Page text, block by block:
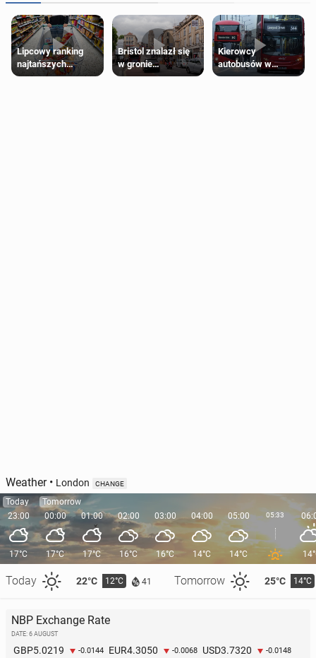
Lipcowy ranking
najtańszych
supermarketów
Bristol znalazł się
w gronie
najlepszych
Kierowcy
autobusów w
Londynie
Weather• London CHANGE
Today
23:00
17°C
Today 22°C 12°C 41 Tomorrow 25°C 14°C
Tomorrow
00:00
17°C
01:00
17°C
02:00
16°C
03:00
16°C
04:00
14°C
05:00
14°C
05:33
NBP Exchange Rate
DATE: 6 AUGUST
GBP5.0219 -0.0144 EUR4.3050 -0.0068 USD3.7320 -0.0148